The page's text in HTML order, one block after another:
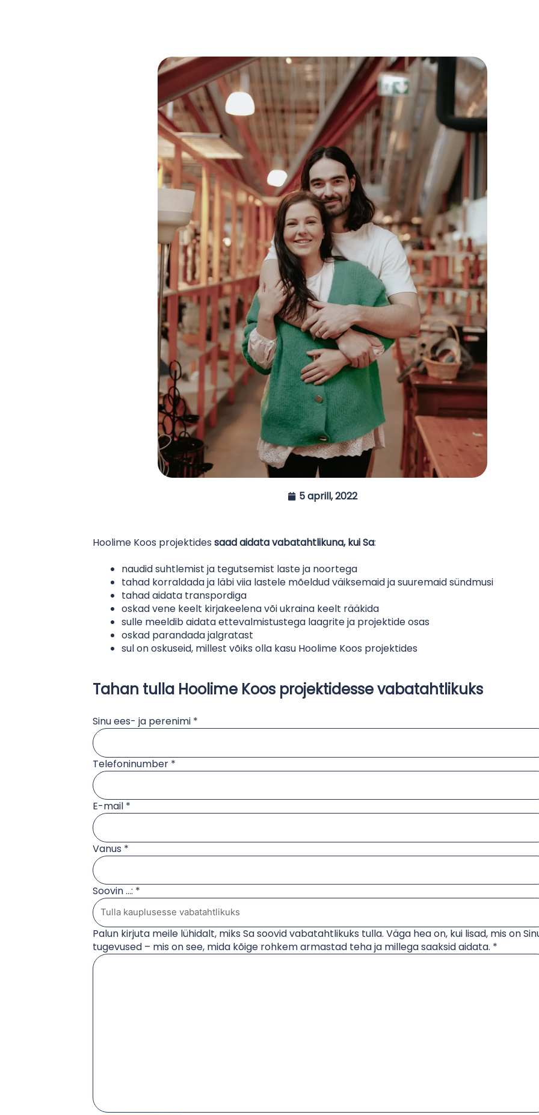
5 aprill, 2022
Hoolime Koos projektidessaad aidata vabatahtlikuna, kui Sa:
naudid suhtlemist ja tegutsemist laste ja noortega
tahad korraldada ja läbi viia lastele mõeldud väiksemaid ja suuremaid sündmusi
tahad aidata transpordiga
oskad vene keelt kirjakeelena või ukraina keelt rääkida
sulle meeldib aidata ettevalmistustega laagrite ja projektide osas
oskad parandada jalgratast
sul on oskuseid, millest võiks olla kasu Hoolime Koos projektides
Tahan tulla Hoolime Koos projektidesse vabatahtlikuks
Sinu ees- ja perenimi *
Telefoninumber *
E-mail *
Vanus *
Soovin …: *
Palun kirjuta meile lühidalt, miks Sa soovid vabatahtlikuks tulla. Väga hea on, kui lisad, mis on
tugevused – mis on see, mida kõige rohkem armastad teha ja millega saaksid aidata. *